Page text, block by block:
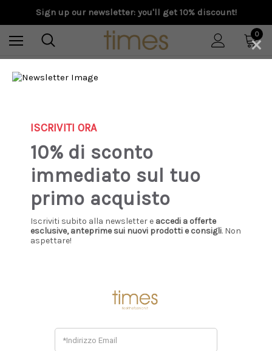
Sign up our newsletter: you'll get 10% discount!
0
Home
×
ISCRIVITI ORA
10% di sconto
immediato sul tuo
primo acquisto
Iscriviti subito alla newsletter e accedi a offerte
esclusive, anteprime sui nuovi prodotti e consigli. Non
aspettare!